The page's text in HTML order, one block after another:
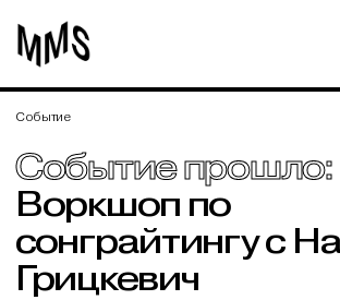
Событие
Событие прошло:
Воркшоп по
сонграйтингу с
Грицкевич